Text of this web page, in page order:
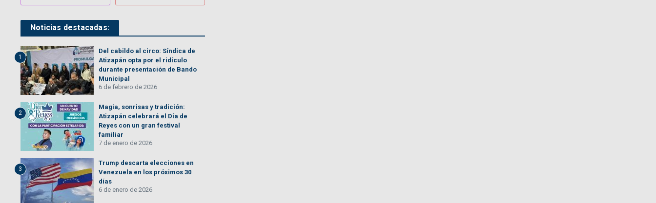
Noticias destacadas:
1
Del cabildo al circo: Síndica de
Atizapán opta por el ridículo
durante presentación de Bando
Municipal
6 de febrero de 2026
2
Magia, sonrisas y tradición:
Atizapán celebrará el Día de
Reyes con un gran festival
familiar
7 de enero de 2026
3
Trump descarta elecciones en
Venezuela en los próximos 30
días
6 de enero de 2026